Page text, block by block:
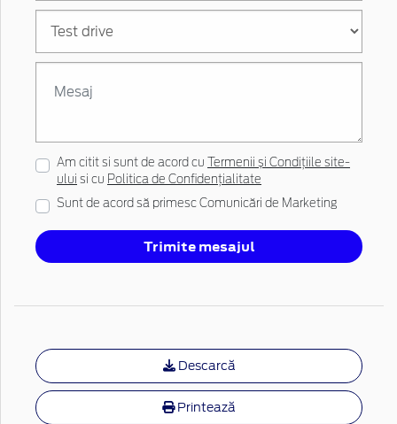
Am citit si sunt de acord cu
Termenii și Condițiile site-
ului si cu Politica de Confidențialitate
Sunt de acord să primesc Comunicări de Marketing
Trimite mesajul
Descarcă
Printează